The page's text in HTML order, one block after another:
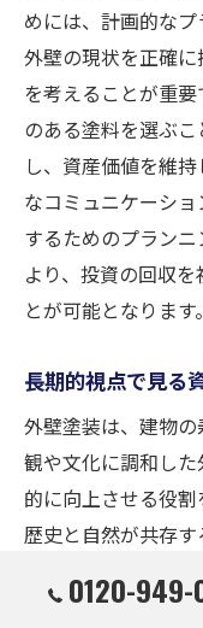
めには、計画的なプ
外壁の現状を正確
を考えることが重
のある塗料を選ぶ
し、資産価値を維
なコミュニケーシ
するためのプラン
より、投資の回収
とが可能となります。
長期的視点で見る
外壁塗装は、建物
観や文化に調和し
的に向上させる役
歴史と自然が共存
を守りつつ、資産
駆使した高品質の
0120-949-